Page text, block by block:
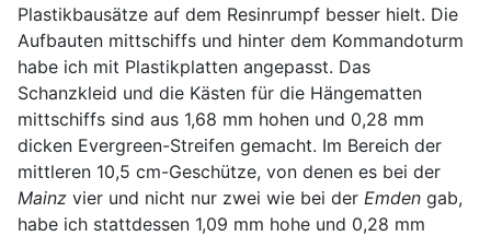
Plastikbausätze auf dem Resinrumpf besser hielt. Die
Aufbauten mittschiffs und hinter dem Kommandoturm
habe ich mit Plastikplatten angepasst. Das
Schanzkleid und die Kästen für die Hängematten
mittschiffs sind aus 1,68 mm hohen und 0,28 mm
dicken Evergreen-Streifen gemacht. Im Bereich der
mittleren 10,5 cm-Geschütze, von denen es bei der
Mainz vier und nicht nur zwei wie bei der Emden gab,
habe ich stattdessen 1,09 mm hohe und 0,28 mm